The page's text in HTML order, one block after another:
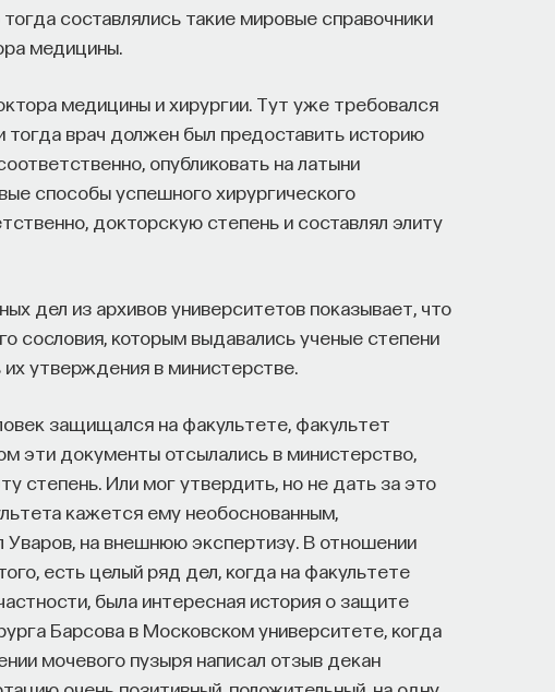
составлялись такие мировые справочники
медицины.
медицины и хирургии. Тут уже требовался
тогда врач должен был предоставить историю
опубликовать на латыни
способы успешного хирургического
докторскую степень и составлял элиту
дел из архивов университетов показывает, что
сословия, которым выдавались ученые степени
утверждения в министерстве.
защищался на факультете, факультет
эти документы отсылались в министерство,
степень. Или мог утвердить, но не дать за это
кажется ему необоснованным,
Уваров, на внешнюю экспертизу. В отношении
есть целый ряд дел, когда на факультете
была интересная история о защите
Барсова в Московском университете, когда
мочевого пузыря написал отзыв декан